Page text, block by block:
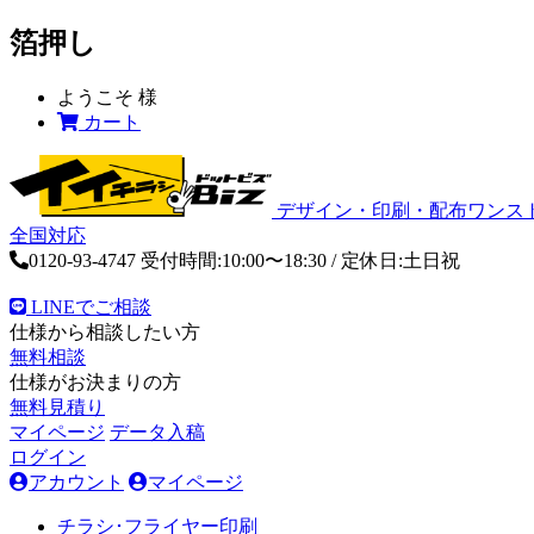
箔押し
ようこそ 様
カート
デザイン・印刷・配布ワンス
全国対応
0120-93-4747 受付時間:10:00〜18:30 / 定休日:土日祝
LINEでご相談
仕様から相談したい方
無料相談
仕様がお決まりの方
無料見積り
マイページ データ入稿
ログイン
アカウント
マイページ
チラシ･フライヤー印刷